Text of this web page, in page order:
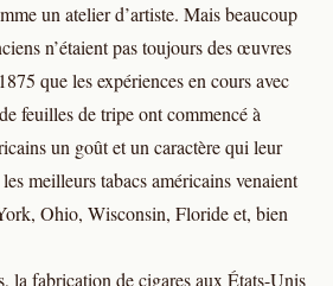
un atelier d’artiste. Mais beaucoup
n’étaient pas toujours des œuvres
que les expériences en cours avec
feuilles de tripe ont commencé à
un goût et un caractère qui leur
meilleurs tabacs américains venaient
Ohio, Wisconsin, Floride et, bien
la fabrication de cigares aux États-Unis